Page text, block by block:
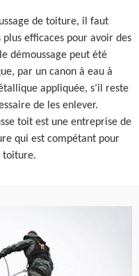
de toiture, il faut
efficaces pour avoir des
démoussage peut été
par un canon à eau à
appliquée, s’il reste
de les enlever.
toit est une entreprise de
qui est compétant pour
toiture.